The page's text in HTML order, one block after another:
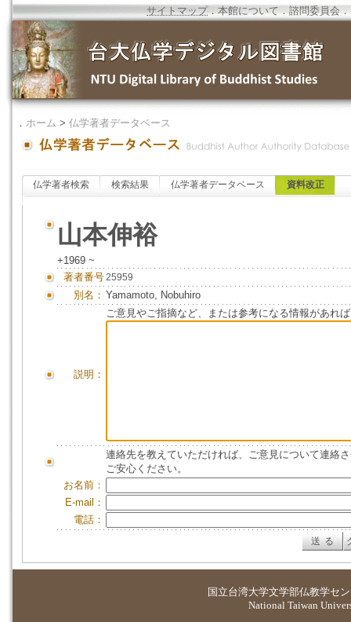
サイトマップ．本館について ．諮問委員会 ．
． ホーム > 仏学著者データベース
仏学著者検索 検索結果 仏学著者データベース 資料改正
山本伸裕
+1969 ~
著者番号25959
別名： Yamamoto, Nobuhiro
説明：
ご意見やご指摘など、または参考になる情報があれ
連絡先を教えていただければ、ご意見について連絡
ご安心ください。
お名前：
E-mail：
電話：
国立台湾大学文学部仏教学セ
National Taiwan